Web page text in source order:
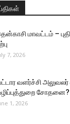
மாவட்டம் –
7, 2026
வளர்ச்சி
சோதனை?
1, 2026